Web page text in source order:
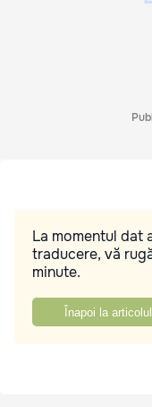
La momentul dat
traducere, vă
minute.
Înapoi la